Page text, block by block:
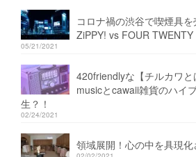
コロナ禍の渋谷で喫煙具
ZiPPY! vs FOUR
05/21/2021
420friendlyな【チルカワ
musicとcawaii雑貨のハイ
生？！
02/24/2021
領域展開！心の中を具現化